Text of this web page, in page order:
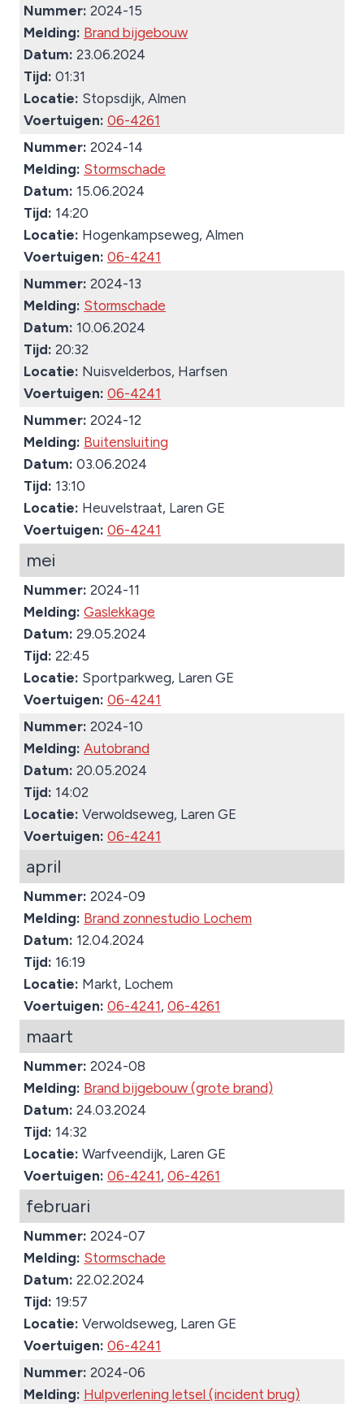
Nummer: 2024-15
Melding: Brand bijgebouw
Datum: 23.06.2024
Tijd: 01:31
Locatie: Stopsdijk, Almen
Voertuigen: 06-4261
Nummer: 2024-14
Melding: Stormschade
Datum: 15.06.2024
Tijd: 14:20
Locatie: Hogenkampseweg, Almen
Voertuigen: 06-4241
Nummer: 2024-13
Melding: Stormschade
Datum: 10.06.2024
Tijd: 20:32
Locatie: Nuisvelderbos, Harfsen
Voertuigen: 06-4241
Nummer: 2024-12
Melding: Buitensluiting
Datum: 03.06.2024
Tijd: 13:10
Locatie: Heuvelstraat, Laren GE
Voertuigen: 06-4241
mei
Nummer: 2024-11
Melding: Gaslekkage
Datum: 29.05.2024
Tijd: 22:45
Locatie: Sportparkweg, Laren GE
Voertuigen: 06-4241
Nummer: 2024-10
Melding: Autobrand
Datum: 20.05.2024
Tijd: 14:02
Locatie: Verwoldseweg, Laren GE
Voertuigen: 06-4241
april
Nummer: 2024-09
Melding: Brand zonnestudio Lochem
Datum: 12.04.2024
Tijd: 16:19
Locatie: Markt, Lochem
Voertuigen: 06-4241, 06-4261
maart
Nummer: 2024-08
Melding: Brand bijgebouw (grote brand)
Datum: 24.03.2024
Tijd: 14:32
Locatie: Warfveendijk, Laren GE
Voertuigen: 06-4241, 06-4261
februari
Nummer: 2024-07
Melding: Stormschade
Datum: 22.02.2024
Tijd: 19:57
Locatie: Verwoldseweg, Laren GE
Voertuigen: 06-4241
Nummer: 2024-06
Melding: Hulpverlening letsel (incident brug)